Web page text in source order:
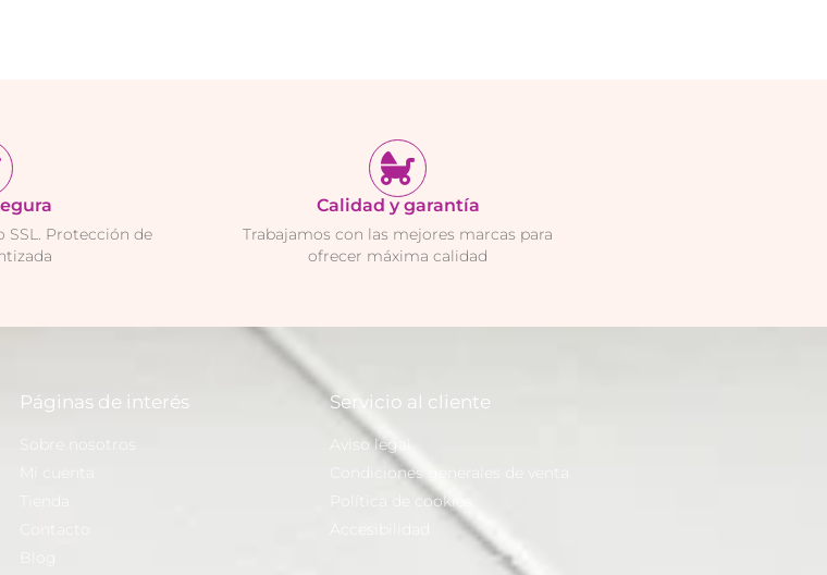
SSL. Protección de
Calidad y garantía
Trabajamos con las mejores marcas para
ofrecer máxima calidad
Páginas de interés
Mi cuenta
Servicio al cliente
Aviso legal
Condiciones generales de venta
Política de cookies